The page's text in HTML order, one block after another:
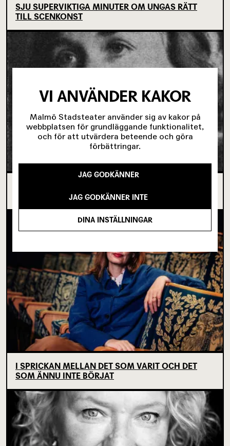
SJU SUPERVIKTIGA MINUTER OM UNGAS RÄTT
TILL SCENKONST
KÖPENHAMNSTRILOGIN
I SPRICKAN MELLAN DET SOM VARIT OCH DET
SOM ÄNNU INTE BÖRJAT
VI ANVÄNDER KAKOR
Malmö Stadsteater använder sig av kakor på
webbplatsen för grundläggande funktionalitet,
och för att utvärdera beteende och göra
förbättringar.
JAG GODKÄNNER
JAG GODKÄNNER INTE
DINA INSTÄLLNINGAR